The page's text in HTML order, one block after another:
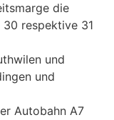
die
respektive 31
und
und
Autobahn A7